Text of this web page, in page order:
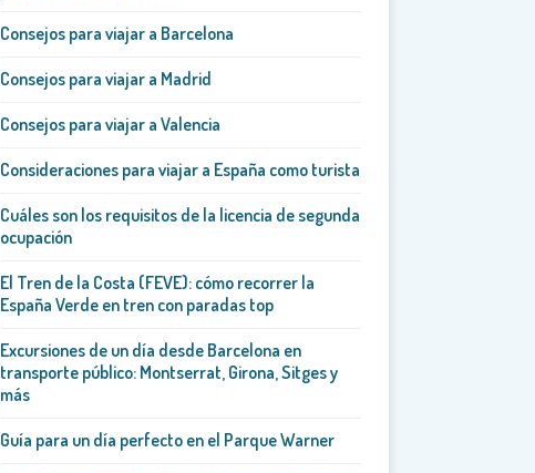
Consejos para viajar a Barcelona
Consejos para viajar a Madrid
Consejos para viajar a Valencia
Consideraciones para viajar a España como turista
Cuáles son los requisitos de la licencia de segunda
ocupación
El Tren de la Costa (FEVE): cómo recorrer la
España Verde en tren con paradas top
Excursiones de un día desde Barcelona en
transporte público: Montserrat, Girona, Sitges y
más
Guía para un día perfecto en el Parque Warner